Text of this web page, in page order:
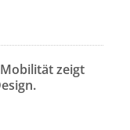
zeigt